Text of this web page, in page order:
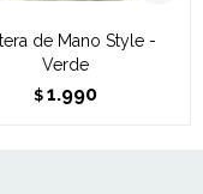
de Mano Style -
Verde
$ 1.990